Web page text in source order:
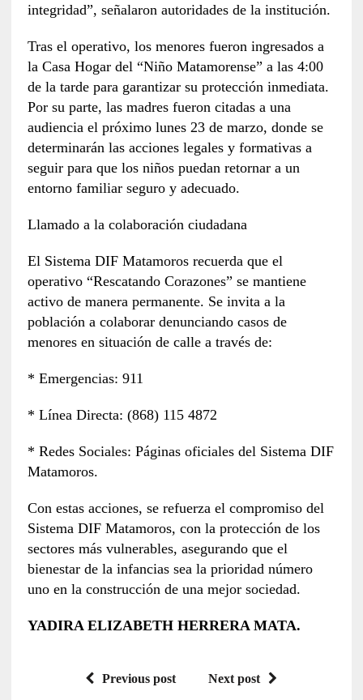
integridad”, señalaron autoridades de la institución.
Tras el operativo, los menores fueron ingresados a
la Casa Hogar del “Niño Matamorense” a las 4:00
de la tarde para garantizar su protección inmediata.
Por su parte, las madres fueron citadas a una
audiencia el próximo lunes 23 de marzo, donde se
determinarán las acciones legales y formativas a
seguir para que los niños puedan retornar a un
entorno familiar seguro y adecuado.
Llamado a la colaboración ciudadana
El Sistema DIF Matamoros recuerda que el
operativo “Rescatando Corazones” se mantiene
activo de manera permanente. Se invita a la
población a colaborar denunciando casos de
menores en situación de calle a través de:
* Emergencias: 911
* Línea Directa: (868) 115 4872
* Redes Sociales: Páginas oficiales del Sistema DIF
Matamoros.
Con estas acciones, se refuerza el compromiso del
Sistema DIF Matamoros, con la protección de los
sectores más vulnerables, asegurando que el
bienestar de la infancias sea la prioridad número
uno en la construcción de una mejor sociedad.
YADIRA ELIZABETH HERRERA MATA.
Previous post Next post